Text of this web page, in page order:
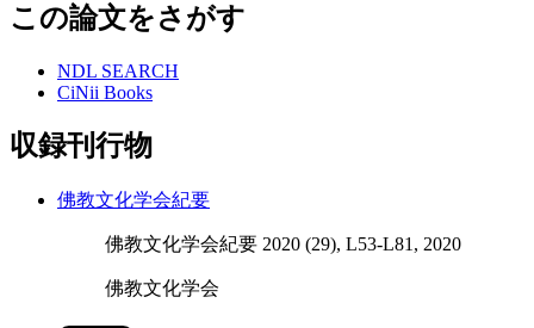
この論文をさがす
NDL SEARCH
CiNii Books
収録刊行物
佛教文化学会紀要
佛教文化学会紀要 2020 (29), L53-L81, 2020
佛教文化学会